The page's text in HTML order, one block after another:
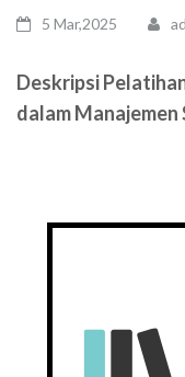
5 Mar,2025
Deskripsi
dalam Manajemen